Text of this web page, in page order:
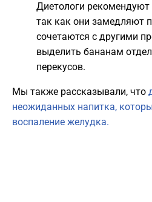
Диетологи рекомендуют
так как они замедляют
сочетаются с другими
выделить бананам
перекусов.
Мы также рассказывали, что
неожиданных напитка,
воспаление желудка.